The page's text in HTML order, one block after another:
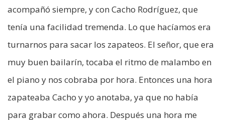
acompañó siempre, y con Cacho Rodríguez, que
tenía una facilidad tremenda. Lo que hacíamos era
turnarnos para sacar los zapateos. El señor, que era
muy buen bailarín, tocaba el ritmo de malambo en
el piano y nos cobraba por hora. Entonces una hora
zapateaba Cacho y yo anotaba, ya que no había
para grabar como ahora. Después una hora me